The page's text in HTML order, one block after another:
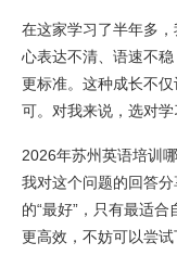
在这家学习了半年多
心表达不清、语速不
更标准。这种成长不
可。对我来说，选对学
2026年苏州英语培训
我对这个问题的回答
的“最好”，只有最适
更高效，不妨可以尝试